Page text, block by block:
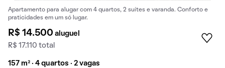
Apartamento para alugar com 4 quartos, 2 suítes e varanda. Conforto e
praticidades em um só lugar.
R$ 14.500aluguel
R$ 17.110 total
157 m² · 4 quartos · 2 vagas